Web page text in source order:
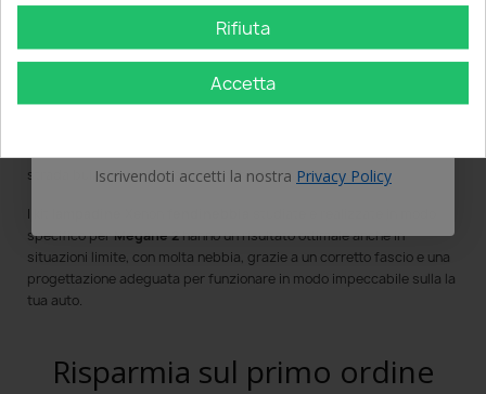
generazione.
Le nostreluciXenonanabbagliantiper Megane 2garantiscono una
visibilità estrema fino a 800 metri di distanza rendendo qualsiasi
strada buia luminosa e sicura anche in condizioni estreme.
I kit
specifico perMegane 2hanno un risultato ottimale anche in
situazioni limite, con molta nebbia, grazie a un corretto fascio e una
progettazione adeguata per funzionare in modo impeccabile sulla la
tua auto.
Risparmia sul primo ordine
Rifiuta
Accetta
OTTIENI IL 5%
Iscrivendoti accetti la nostra Privacy Policy